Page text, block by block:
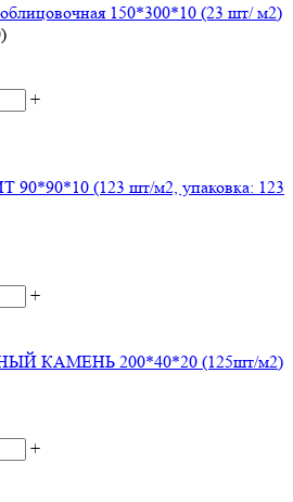
150*300*10 (23 шт/ м2)
+
(123 шт/м2, упаковка: 123
+
КАМЕНЬ 200*40*20 (125шт/м2)
+